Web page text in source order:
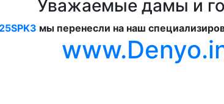
Уважаемые дамы и
мы перенесли на наш